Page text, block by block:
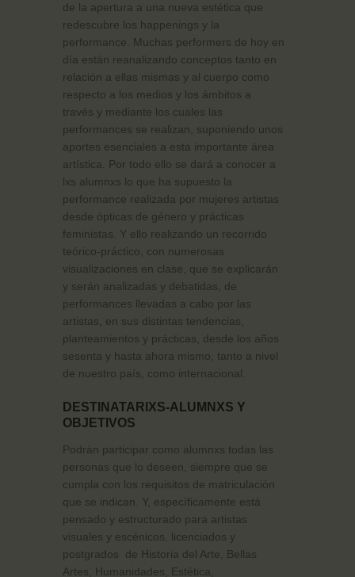
de la apertura a una nueva estética que
redescubre los happenings y la
performance. Muchas performers de hoy en
día están reanalizando conceptos tanto en
relación a ellas mismas y al cuerpo como
respecto a los medios y los ámbitos a
través y mediante los cuales las
performances se realizan, suponiendo unos
aportes esenciales a esta importante área
artística. Por todo ello se dará a conocer a
lxs alumnxs lo que ha supuesto la
performance realizada por mujeres artistas
desde ópticas de género y prácticas
feministas. Y ello realizando un recorrido
teórico-práctico, con numerosas
visualizaciones en clase, que se explicarán
y serán analizadas y debatidas, de
performances llevadas a cabo por las
artistas, en sus distintas tendencias,
planteamientos y prácticas, desde los años
sesenta y hasta ahora mismo, tanto a nivel
de nuestro país, como internacional.
DESTINATARIXS-ALUMNXS Y
OBJETIVOS
Podrán participar como alumnxs todas las
personas que lo deseen, siempre que se
cumpla con los requisitos de matriculación
que se indican. Y, específicamente está
pensado y estructurado para artistas
visuales y escénicos, licenciados y
postgrados de Historia del Arte, Bellas
Artes, Humanidades, Estética,